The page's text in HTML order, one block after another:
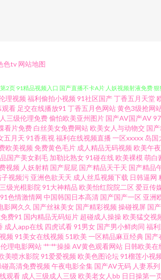
色tv 网站地图
高清ab 日韩色XXX 亚洲日韩中文字幕国产 www91在现观
豆 日韩色图自拍 中文字幕日韩综合精品 黄91www. 欧美
产成人色图网 www.91在线观看视频 久久一级 欧美一久久
欧美被艹 亚洲字幕国产 日韩熟妇 91色禁 日韩欧美成人综
色九九毛片 超碰成人无码 豆花一区 TS赵恩静 91官方看
AV豆花官网 国产重口人妖在线一区 黄色AV网址在线播放
动漫性爱av 亚洲天天影色 国产欧美在线观看 极品男人干
理视频 福利偷拍小视频 91社区国产丁香五月天堂
观看 足交在线播放91 丁香五月色网站黄色3级抢网
三级伦理免费偷怕欧美亚州图片 国产AV国产AV
看片免费 白丝美女免费网站 欧美女人与动物交 国
五月天 91香蕉视福利在线视频直播 一区xxxxx 岛国
欧美视频 免费黄色毛片 成人精品无码视频 欧美午
国产美女剃毛 加勒比熟女91碰在线 欧美裸模萌白
视频 人妖射精 国产屁屁 国产精品天干天 国产精品
子视频污 亚洲色欲天天 成人丝瓜视频下载 日韩逼网
级光棍影院 91大神精品 欧美怡红院院二区 爱豆传
91色情激情网 中国韩国日本高清 国产国产一区 亚洲
影网久久 国产丝袜美女 国产精彩视频 操碰视屏 国
费91 国内精品无码短片 超碰成人操操 欧美猛交视
成人app在线 四虎试看91男女 国产男小鲜肉同 福
频 91美女在线视频 51欧美 一区精品麻豆经典 国产
理电影网站艹艹操操AV黄色观看网站 日韩欧美在
美喷水影院 91爱爱视频 欧美色图论坛91榴莲小视
碰高清免费视频 午夜电影全集 国产AV无码 人妻系列
观看 成人三级成人三级 欧美老女人bb 日日操第一